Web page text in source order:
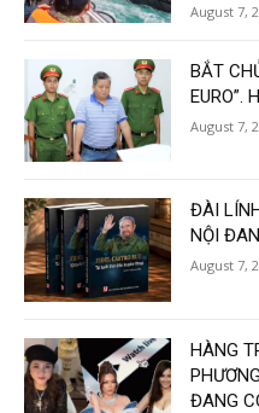
August 7,
BẮT
EURO”.
August 7,
ĐÀI
NỘI
August 7,
HÀNG
ĐANG